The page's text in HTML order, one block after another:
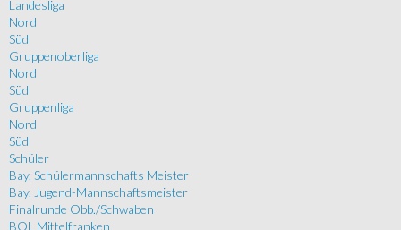
Landesliga
Nord
Süd
Gruppenoberliga
Nord
Süd
Gruppenliga
Nord
Süd
Schüler
Bay. Schülermannschafts Meister
Bay. Jugend-Mannschaftsmeister
Finalrunde Obb./Schwaben
BOL Mittelfranken